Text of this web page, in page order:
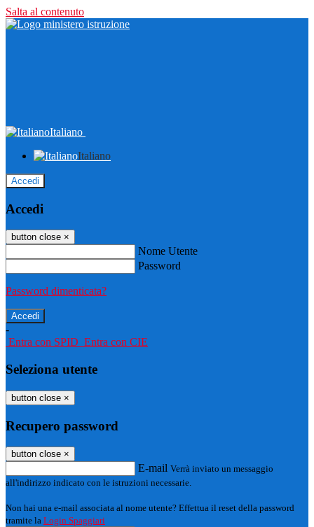
Salta al contenuto
Italiano
Italiano
Accedi
Accedi
button close ×
Nome Utente
Password
Password dimenticata?
-
Entra con SPID Entra con CIE
Seleziona utente
button close ×
Recupero password
button close ×
E-mail Verrà inviato un messaggio
all'indirizzo indicato con le istruzioni necessarie.
Non hai una e-mail associata al nome utente? Effettua il reset della password
tramite la Login Spaggiari